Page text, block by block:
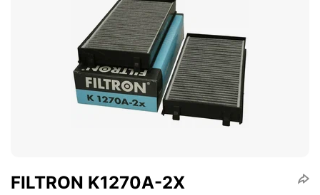
FILTRON K1270A-2X